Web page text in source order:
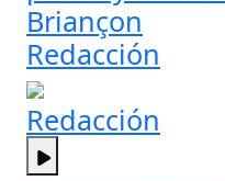
Briançon
Redacción
Redacción